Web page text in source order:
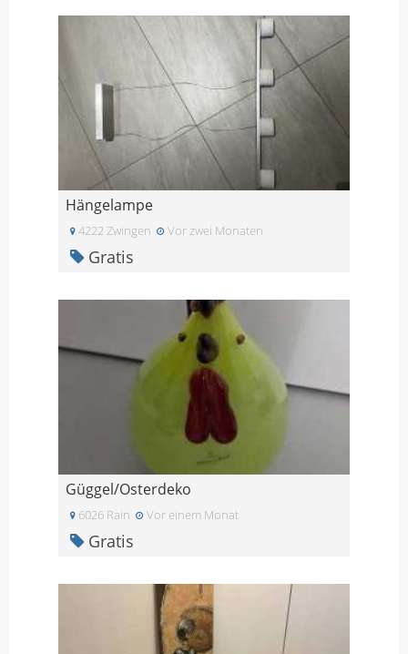
Hängelampe
4222 Zwingen Vor zwei Monaten
Gratis
Güggel/Osterdeko
6026 Rain Vor einem Monat
Gratis